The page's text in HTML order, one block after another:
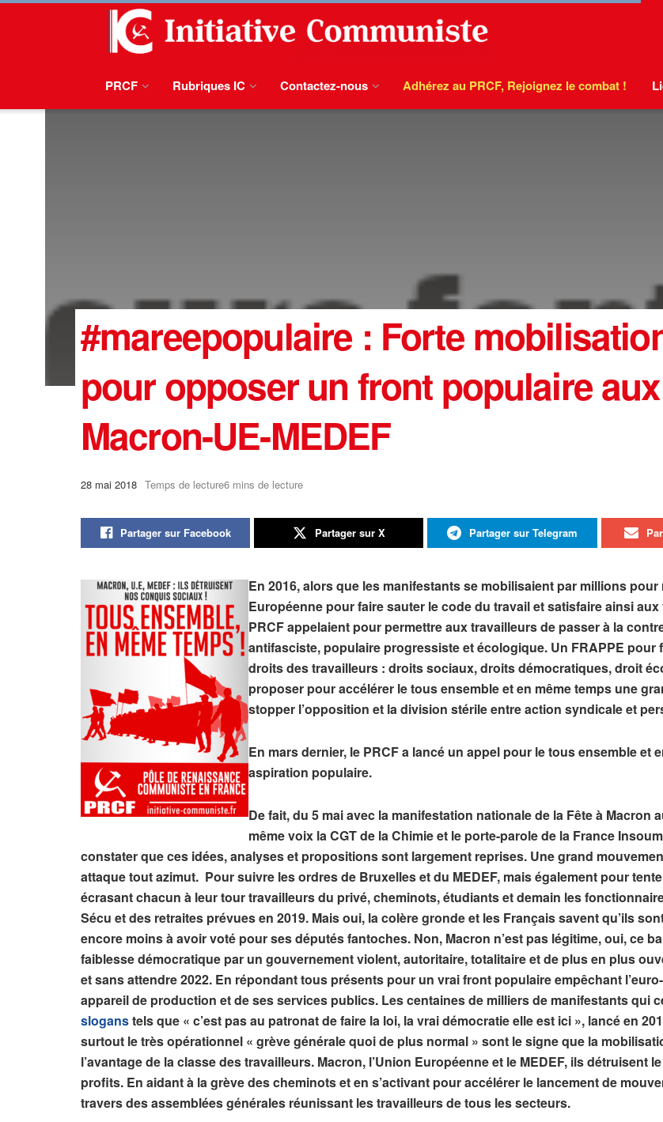
PRCF Rubriques IC Contactez-nous Adhérez au PRCF, Rejoignez le combat !
#mareepopulaire : Forte
pour opposer un front populaire
Macron-UE-MEDEF
28 mai 2018 Temps de lecture6 mins de lecture
Partager sur Facebook Partager sur X Partager sur Telegram
En 2016, alors que les manifestants se mobilisaient par millions
Européenne pour faire sauter le code du travail et satisfaire ainsi
PRCF appelaient pour permettre aux travailleurs de passer à la
antifasciste, populaire progressiste et écologique. Un FRAPPE
droits des travailleurs : droits sociaux, droits démocratiques, droit
proposer pour accélérer le tous ensemble et en même temps une
stopper l’opposition et la division stérile entre action syndicale et
En mars dernier, le PRCF a lancé un appel pour le tous ensemble et
aspiration populaire.
De fait, du 5 mai avec la manifestation nationale de la Fête à Macron
même voix la CGT de la Chimie et le porte-parole de la France
constater que ces idées, analyses et propositions sont largement reprises. Une grand
attaque tout azimut. Pour suivre les ordres de Bruxelles et du MEDEF, mais également pour
écrasant chacun à leur tour travailleurs du privé, cheminots, étudiants et demain les
Sécu et des retraites prévues en 2019. Mais oui, la colère gronde et les Français savent qu’ils
encore moins à avoir voté pour ses députés fantoches. Non, Macron n’est pas légitime, oui, ce
faiblesse démocratique par un gouvernement violent, autoritaire, totalitaire et de plus en plus
et sans attendre 2022. En répondant tous présents pour un vrai front populaire empêchant
appareil de production et de ses services publics. Les centaines de milliers de manifestants qui
sloganstels que « c’est pas au patronat de faire la loi, la vrai démocratie elle est ici », lancé en
surtout le très opérationnel « grève générale quoi de plus normal » sont le signe que la
l’avantage de la classe des travailleurs. Macron, l’Union Européenne et le MEDEF, ils
profits. En aidant à la grève des cheminots et en s’activant pour accélérer le lancement de
travers des assemblées générales réunissant les travailleurs de tous les secteurs.